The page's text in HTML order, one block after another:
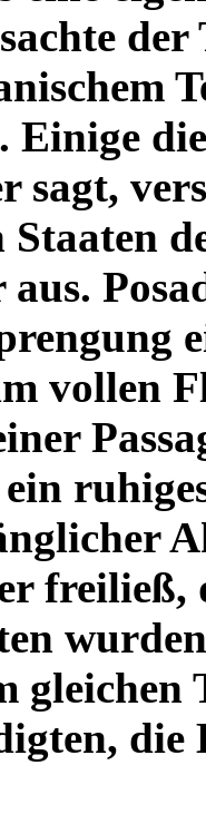
der
Einige
sagt,
Staaten
vollen
freiließ,
gleichen
die